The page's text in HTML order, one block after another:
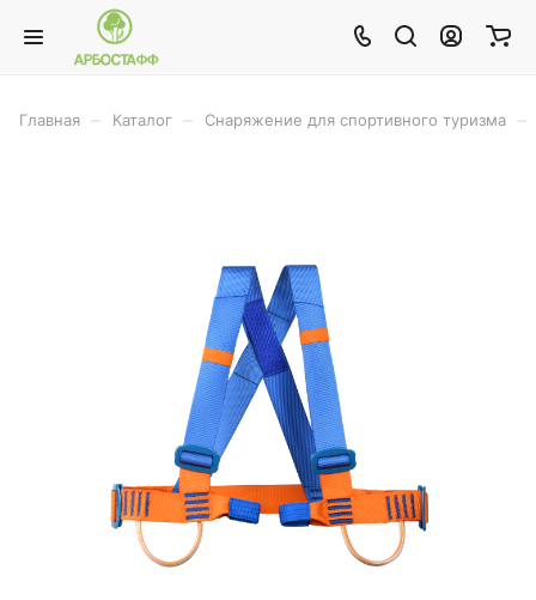
Главная Каталог Снаряжение для спортивного туризма